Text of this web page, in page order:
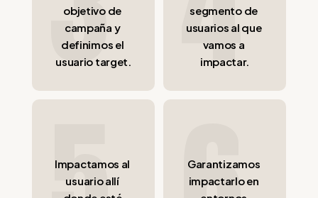
objetivo de
campaña y
definimos el
usuario target.
segmento de
usuarios al que
vamos a
impactar.
Impactamos al
usuario allí
Garantizamos
impactarlo en